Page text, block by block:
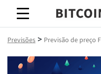
Previsões > Previsão de preço